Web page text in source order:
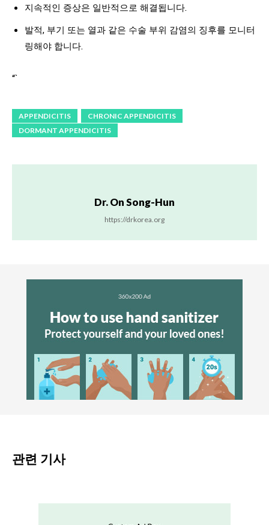
지속적인 증상은 일반적으로 해결됩니다.
발적, 부기 또는 열과 같은 수술 부위 감염의 징후를 모니터
링해야 합니다.
“`
APPENDICITIS
CHRONIC APPENDICITIS
DORMANT APPENDICITIS
Dr. On Song-Hun
https://drkorea.org
관련 기사